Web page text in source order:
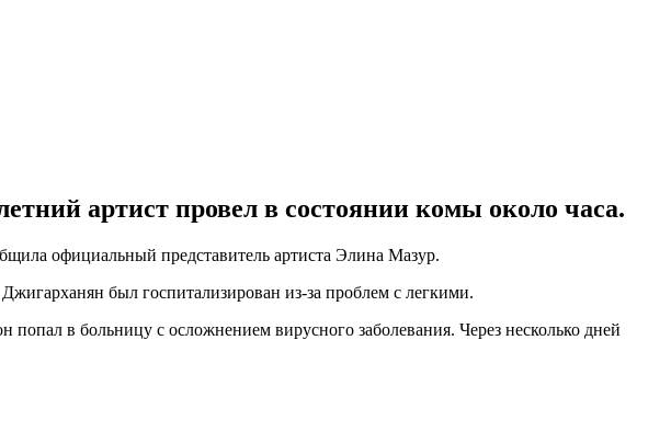
артист провел в состоянии комы около часа.
официальный представитель артиста Элина Мазур.
был госпитализирован из-за проблем с легкими.
попал в больницу с осложнением вирусного заболевания. Через несколько дней